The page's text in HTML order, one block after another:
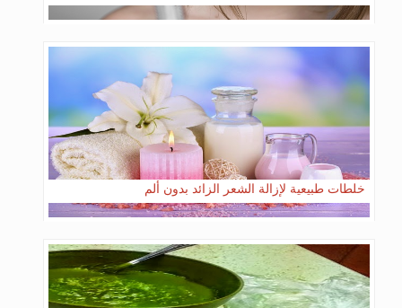
خلطات طبيعية لإزالة الشعر الزائد بدون ألم